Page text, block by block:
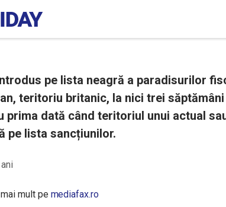
pe lista neagră a paradisurilor
teritoriu britanic, la nici trei
prima dată când teritoriul unui actual
pe lista sancțiunilor.
mult pe mediafax.ro